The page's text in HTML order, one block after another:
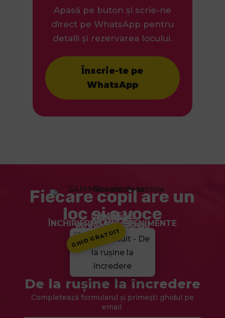
Apasă pe buton și scrie-ne
direct pe WhatsApp pentru
detalii și rezervarea locului.
Înscrie-te pe
WhatsApp
Fiecare copil are un
loc și o voce
HOME
CURSURI
ACTIVITAȚI COPII
VOUCHER CADOU
ÎNCHIRIERE SALĂ EVENIMENTE
ARTICOLE
ECHIPĂ
CONTACT
SAM FEST
GHID GRATUIT
De la rușine la încredere
Completează formularul și primești ghidul pe
email.